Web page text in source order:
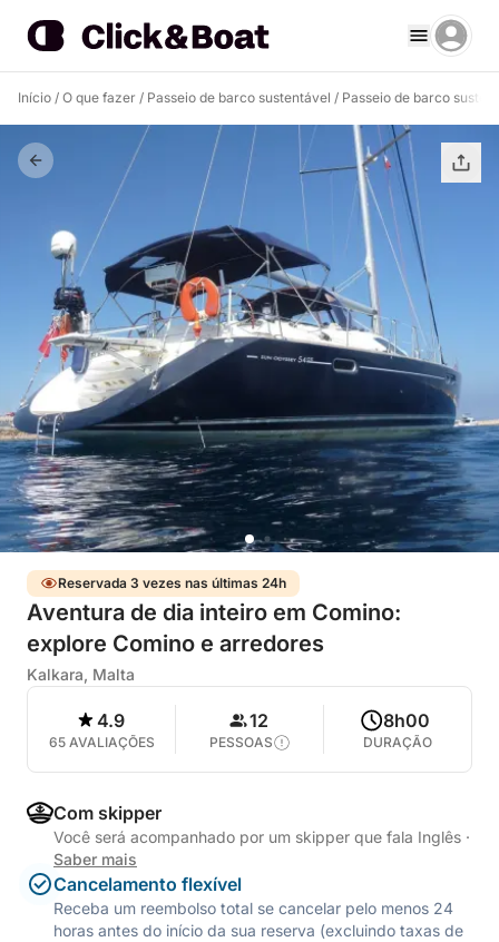
Início / O que fazer / Passeio de barco sustentável / Passeio de barco
Reservada 3 vezes nas últimas 24h
Aventura de dia inteiro em Comino:
explore Comino e arredores
Kalkara, Malta
4.9
65 AVALIAÇÕES
12
PESSOAS
8h00
DURAÇÃO
Com skipper
Você será acompanhado por um skipper que fala Inglês ·
Saber mais
Cancelamento flexível
Receba um reembolso total se cancelar pelo menos 24
horas antes do início da sua reserva (excluindo taxas de